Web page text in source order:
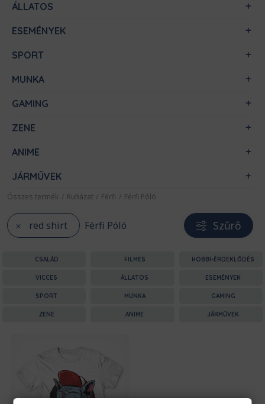
ÁLLATOS
ESEMÉNYEK
SPORT
MUNKA
GAMING
ZENE
ANIME
JÁRMŰVEK
Összes termék / Ruházat / Férfi / Férfi Póló
red shirt Férfi Póló Szűrő
CSALÁD FILMES HOBBI-ÉRDEKLŐDÉS
VICCES ÁLLATOS ESEMÉNYEK
SPORT MUNKA GAMING
ZENE ANIME JÁRMŰVEK